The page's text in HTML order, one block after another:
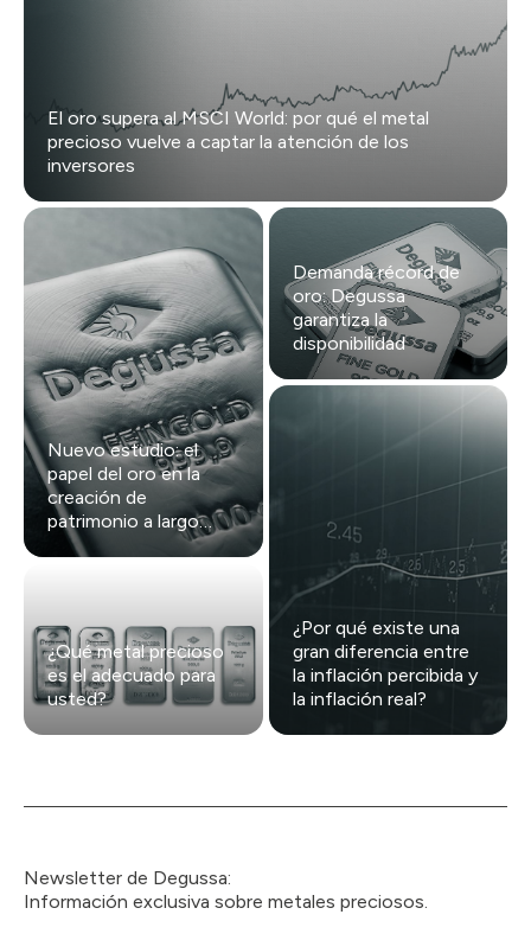
El oro supera al MSCI World: por qué el metal
precioso vuelve a captar la atención de los
inversores
Nuevo estudio: el
papel del oro en la
creación de
patrimonio a largo
plazo
Demanda récord de
oro: Degussa
garantiza la
disponibilidad
¿Por qué existe una
gran diferencia entre
la inflación percibida y
la inflación real?
¿Qué metal precioso
es el adecuado para
usted?
Newsletter de Degussa:
Información exclusiva sobre metales preciosos.